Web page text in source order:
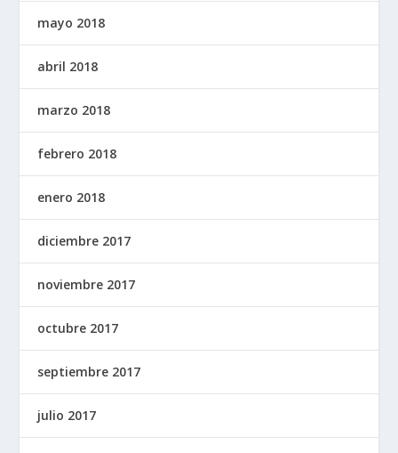
mayo 2018
abril 2018
marzo 2018
febrero 2018
enero 2018
diciembre 2017
noviembre 2017
octubre 2017
septiembre 2017
julio 2017